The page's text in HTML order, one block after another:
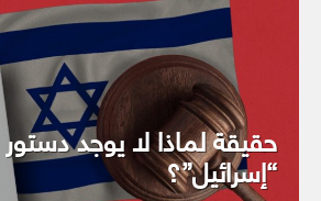
حقيقة لماذا لا يوجد
“إسرائيل”؟